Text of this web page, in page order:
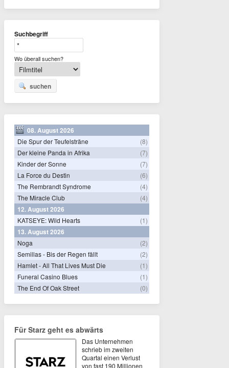
Suchbegriff
Wo überall suchen?
suchen
08. August 2026
Die Spur der Teufelsträne
(8)
Der kleine Panda in Afrika
(7)
Kinder der Sonne
(7)
La Force du Destin
(6)
The Rembrandt Syndrome
(4)
The Miracle Club
(4)
12. August 2026
KATSEYE: Wild Hearts (1)
13. August 2026
Noga
(2)
Semillas - Bis der Regen fällt
(2)
Hamlet - All That Lives Must Die
(1)
Funeral Casino Blues
(1)
The End Of Oak Street
(0)
Für Starz geht es abwärts
Das Unternehmen
schrieb im zweiten
Quartal einen Verlust
von fast 190 Millionen